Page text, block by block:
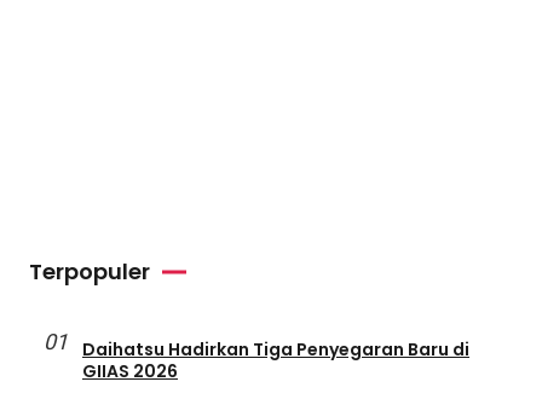
Terpopuler
01
Daihatsu Hadirkan Tiga Penyegaran Baru di
GIIAS 2026